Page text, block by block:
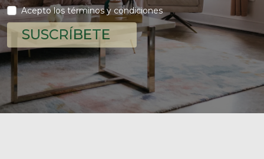
Acepto los términos y condiciones
SUSCRÍBETE